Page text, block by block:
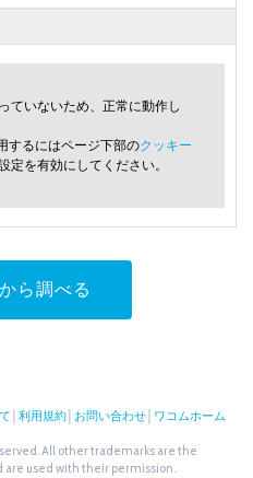
ていないため、正常に動作し
するにはページ下部のクッキー
定を有効にしてください。
ら調べる
利用規約 お問い合わせ ワコムホーム
All other trademarks are the
are used with their permission.